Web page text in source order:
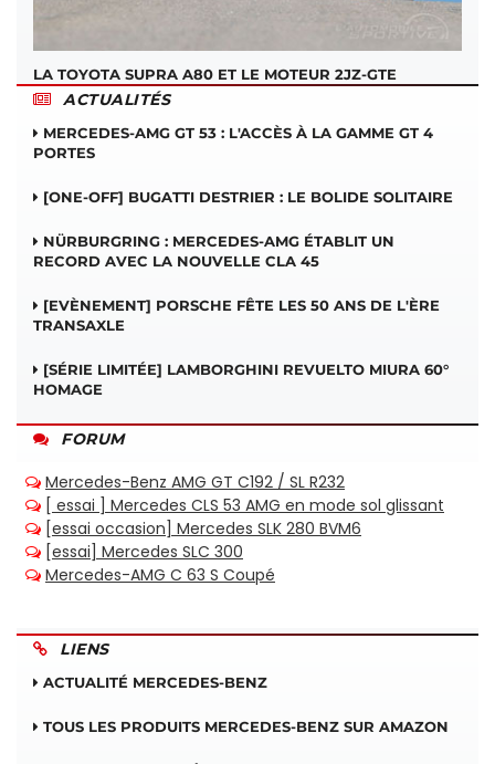
LA TOYOTA SUPRA A80 ET LE MOTEUR 2JZ-GTE
ACTUALITÉS
MERCEDES-AMG GT 53 : L'ACCÈS À LA GAMME GT 4
PORTES
[ONE-OFF] BUGATTI DESTRIER : LE BOLIDE SOLITAIRE
NÜRBURGRING : MERCEDES-AMG ÉTABLIT UN
RECORD AVEC LA NOUVELLE CLA 45
[EVÈNEMENT] PORSCHE FÊTE LES 50 ANS DE L'ÈRE
TRANSAXLE
[SÉRIE LIMITÉE] LAMBORGHINI REVUELTO MIURA 60°
HOMAGE
FORUM
LIENS
ACTUALITÉ MERCEDES-BENZ
TOUS LES PRODUITS MERCEDES-BENZ SUR AMAZON